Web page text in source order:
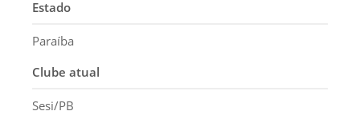
Estado
Paraíba
Clube atual
Sesi/PB